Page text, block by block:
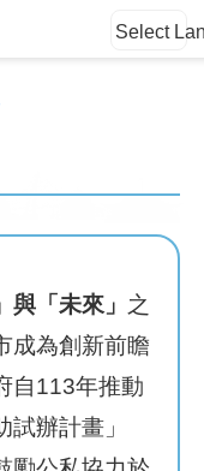
Select
與「未來」 之
成為創新前瞻
自113年推動
試辦計畫」